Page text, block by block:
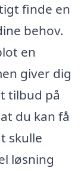
finde en
behov.
en
giver dig
tilbud på
du kan få
skulle
løsning